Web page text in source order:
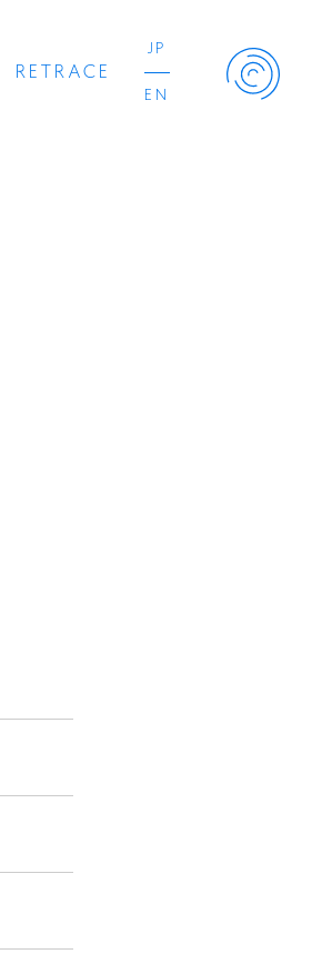
RETRACE
JP
EN